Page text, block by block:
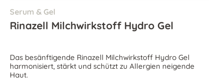
Serum & Gel
Rinazell Milchwirkstoff Hydro Gel
Das besänftigende Rinazell Milchwirkstoff Hydro Gel
harmonisiert, stärkt und schützt zu Allergien neigende
Haut.